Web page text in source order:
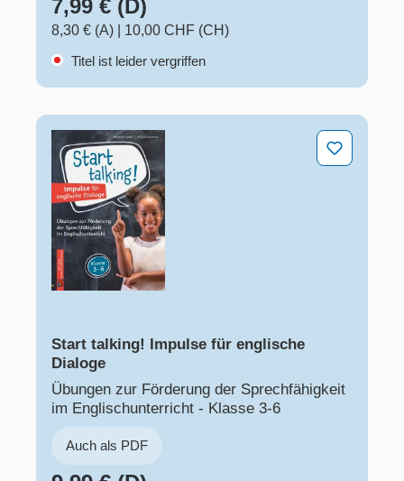
7,99 € (D)
8,30 € (A)
10,00 CHF (CH)
Titel ist leider vergriffen
Start talking! Impulse für englische Dialoge
Start talking! Impulse für englische
Dialoge
Übungen zur Förderung der Sprechfähigkeit
im Englischunterricht - Klasse 3-6
Auch als PDF